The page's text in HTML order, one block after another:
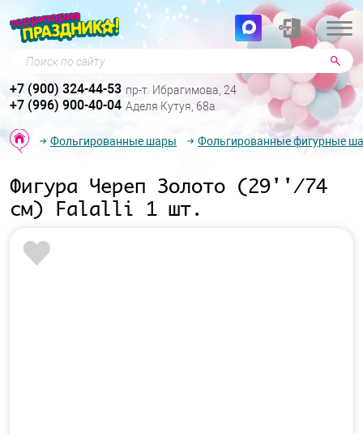
Поиск по сайту
+7 (900) 324-44-53 пр-т. Ибрагимова, 24
+7 (996) 900-40-04 Аделя Кутуя, 68а
Фольгированные шары Фольгированные фигурные
Фигура Череп Золото (29''/74
см) Falalli 1 шт.